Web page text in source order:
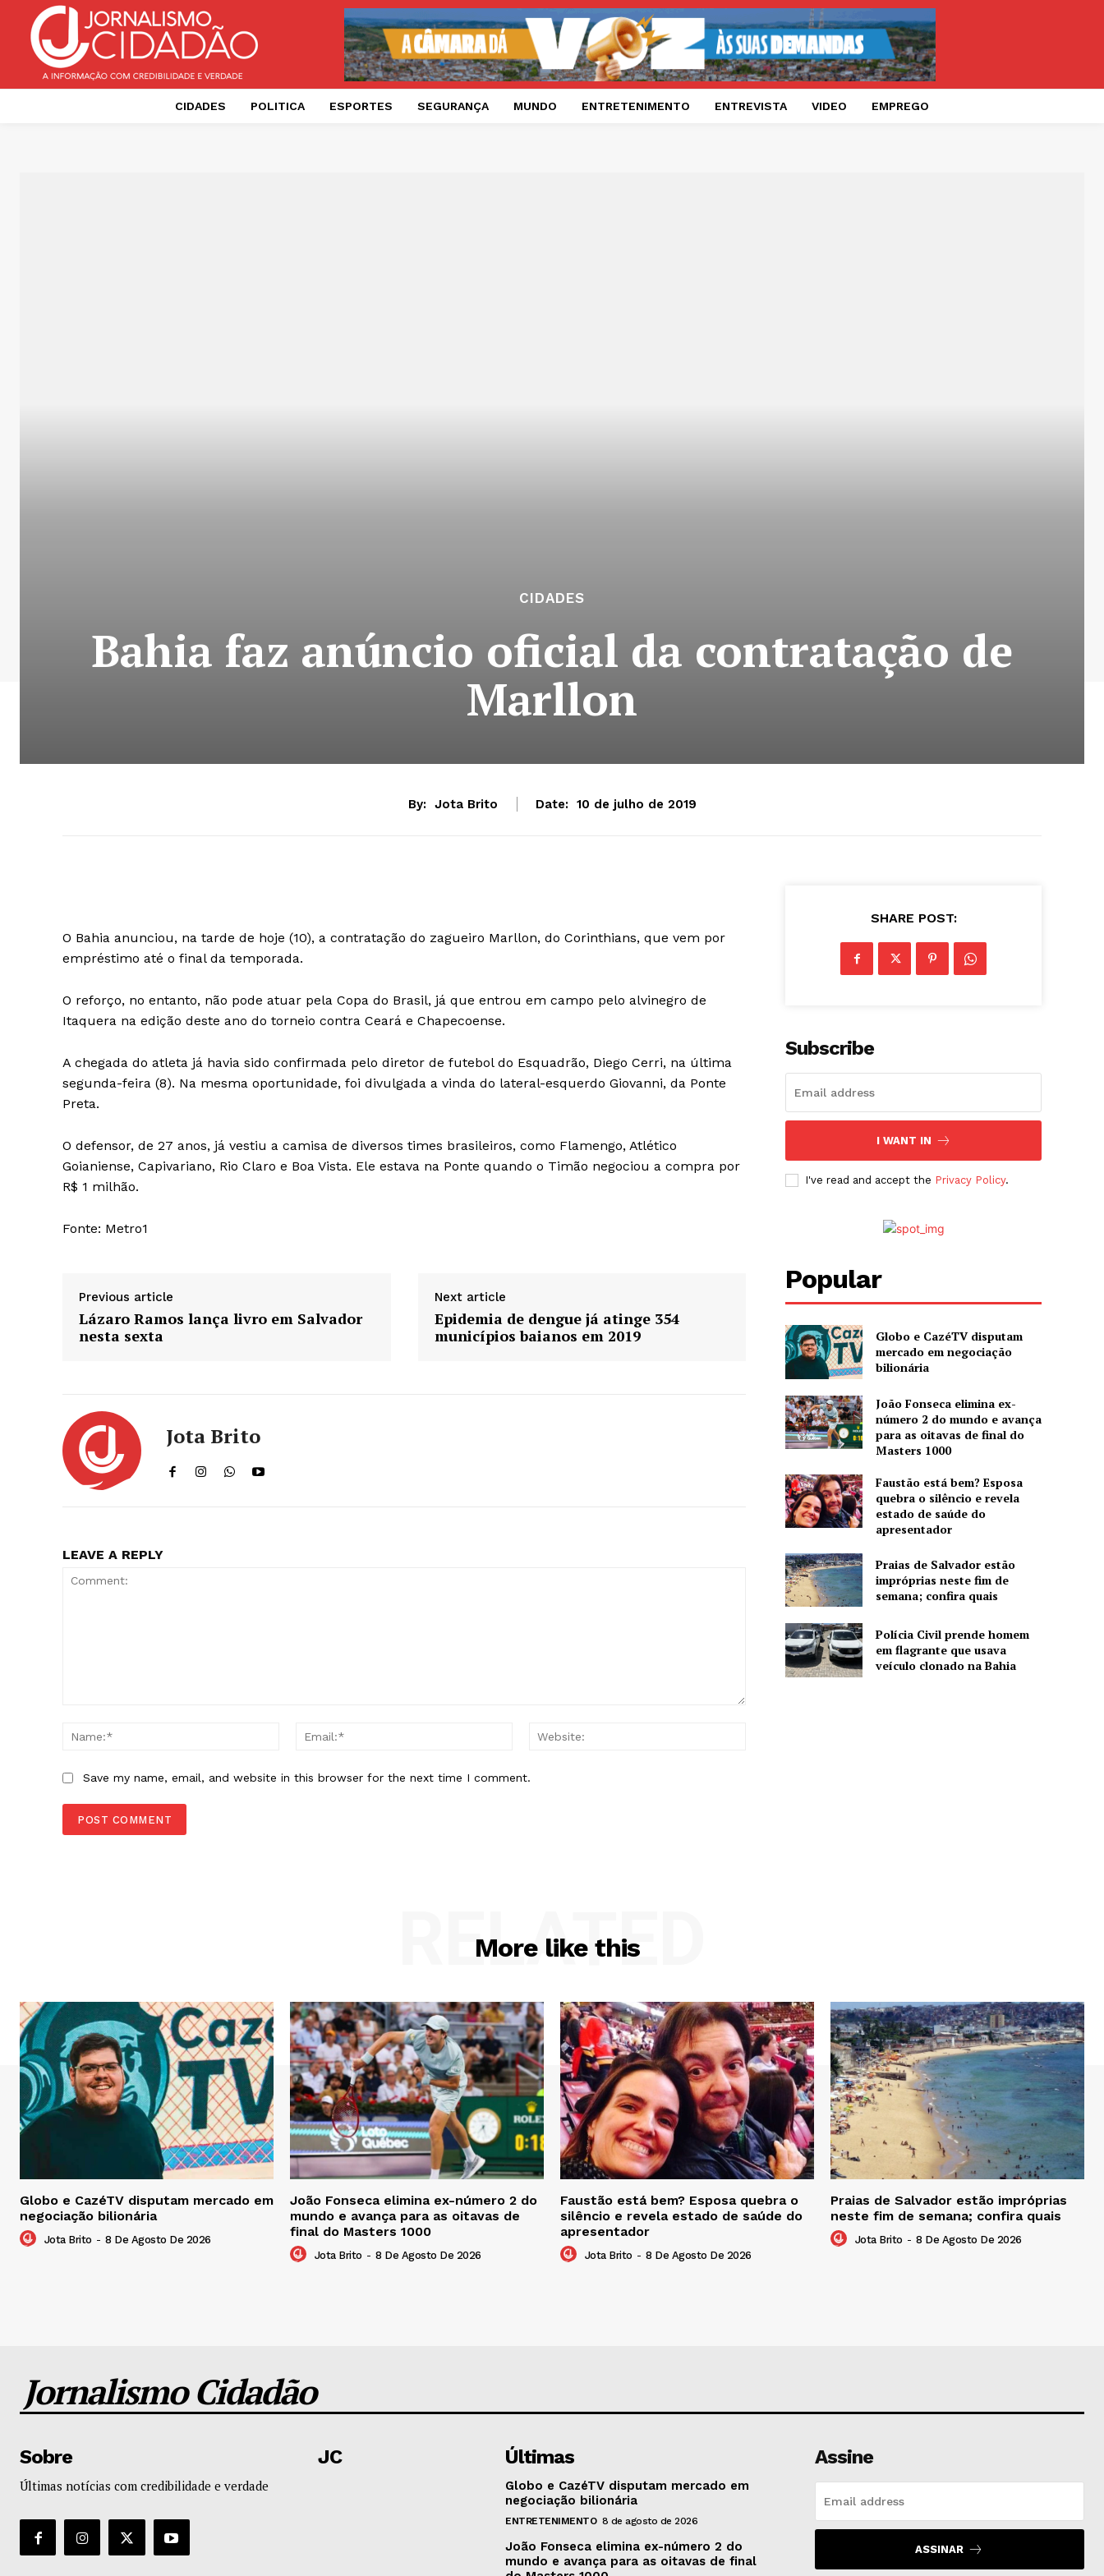
CIDADES POLITICA ESPORTES SEGURANÇA MUNDO ENTRETENIMENTO ENTREVISTA VIDEO EMPREGO
CIDADES
Bahia faz anúncio oficial da contratação de
Marllon
By: Jota Brito Date: 10 de julho de 2019
O Bahia anunciou, na tarde de hoje (10), a contratação do zagueiro Marllon, do Corinthians, que vem por
empréstimo até o final da temporada.
O reforço, no entanto, não pode atuar pela Copa do Brasil, já que entrou em campo pelo alvinegro de
Itaquera na edição deste ano do torneio contra Ceará e Chapecoense.
A chegada do atleta já havia sido confirmada pelo diretor de futebol do Esquadrão, Diego Cerri, na última
segunda-feira (8). Na mesma oportunidade, foi divulgada a vinda do lateral-esquerdo Giovanni, da Ponte
Preta.
O defensor, de 27 anos, já vestiu a camisa de diversos times brasileiros, como Flamengo, Atlético
Goianiense, Capivariano, Rio Claro e Boa Vista. Ele estava na Ponte quando o Timão negociou a compra por
R$ 1 milhão.
Fonte: Metro1
Previous article
Lázaro Ramos lança livro em Salvador
nesta sexta
Next article
Epidemia de dengue já atinge 354
municípios baianos em 2019
Jota Brito
LEAVE A REPLY
Name:*
Email:*
Save my name, email, and website in this browser for the next time I comment.
SHARE POST:
Subscribe
I WANT IN
I've read and accept the Privacy Policy.
Popular
Globo e CazéTV disputam
mercado em negociação
bilionária
João Fonseca elimina ex-
número 2 do mundo e avança
para as oitavas de final do
Masters 1000
Faustão está bem? Esposa
quebra o silêncio e revela
estado de saúde do
apresentador
Praias de Salvador estão
impróprias neste fim de
semana; confira quais
Polícia Civil prende homem
em flagrante que usava
veículo clonado na Bahia
More like this
RELATED
Globo e CazéTV disputam mercado em
negociação bilionária
Jota Brito - 8 De Agosto De 2026
João Fonseca elimina ex-número 2 do
mundo e avança para as oitavas de
final do Masters 1000
Jota Brito - 8 De Agosto De 2026
Faustão está bem? Esposa quebra o
silêncio e revela estado de saúde do
apresentador
Jota Brito - 8 De Agosto De 2026
Praias de Salvador estão impróprias
neste fim de semana; confira quais
Jota Brito - 8 De Agosto De 2026
Jornalismo Cidadão
Sobre
Últimas notícias com credibilidade e verdade
JC Últimas
Globo e CazéTV disputam mercado em
negociação bilionária
ENTRETENIMENTO 8 de agosto de 2026
João Fonseca elimina ex-número 2 do
mundo e avança para as oitavas de final
Assine
ASSINAR